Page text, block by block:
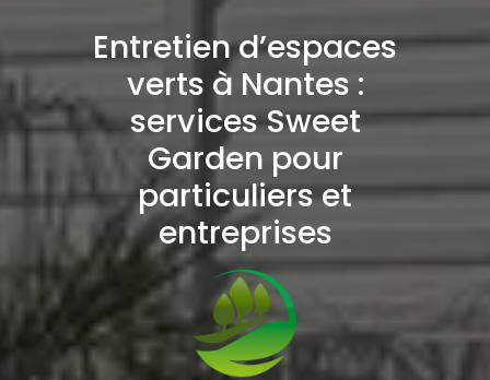
Entretien d’espaces
verts à Nantes :
services Sweet
Garden pour
particuliers et
entreprises